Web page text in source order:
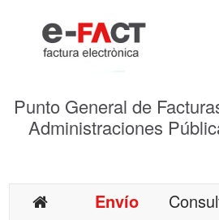
Punto General de
Administraciones
Envío